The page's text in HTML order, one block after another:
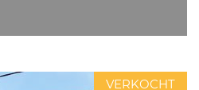
VERKOCHT